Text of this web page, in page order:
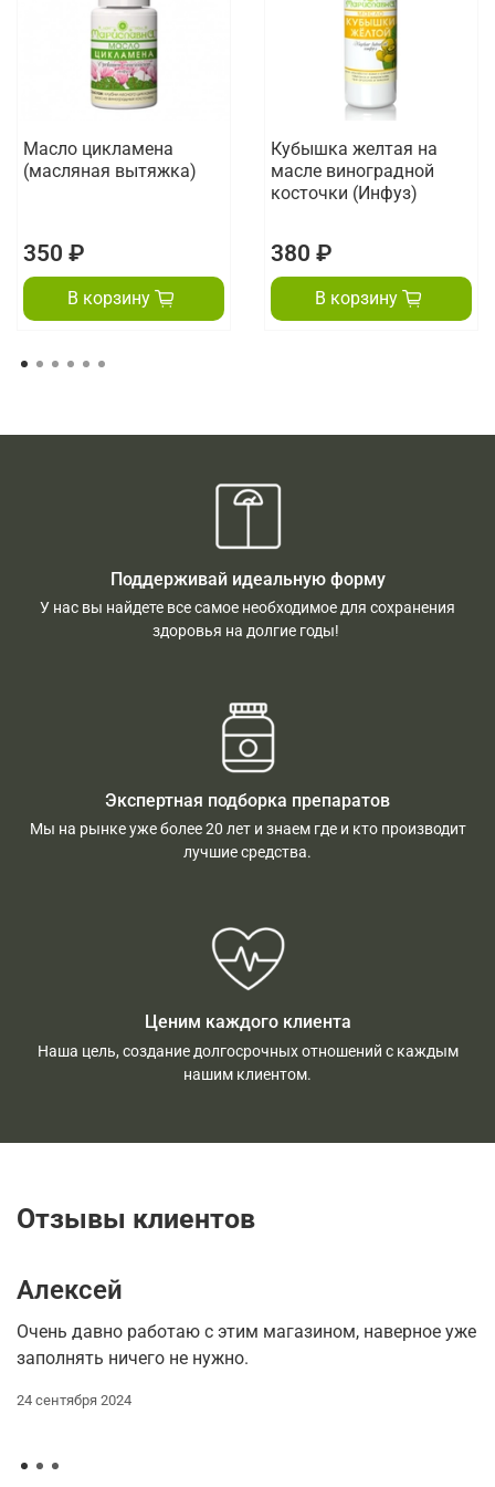
Масло цикламена
(масляная вытяжка)
350 ₽
В корзину
Кубышка желтая на
масле виноградной
косточки (Инфуз)
380 ₽
В корзину
Поддерживай идеальную форму
У нас вы найдете все самое необходимое для сохранения
здоровья на долгие годы!
Экспертная подборка препаратов
Мы на рынке уже более 20 лет и знаем где и кто производит
лучшие средства.
Ценим каждого клиента
Наша цель, создание долгосрочных отношений с каждым
нашим клиентом.
Отзывы клиентов
Алексей
Очень давно работаю с этим магазином, наверное уже
заполнять ничего не нужно.
24 сентября 2024